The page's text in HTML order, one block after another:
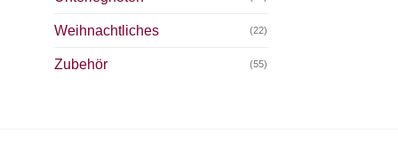
Weihnachtliches (22)
Zubehör (55)